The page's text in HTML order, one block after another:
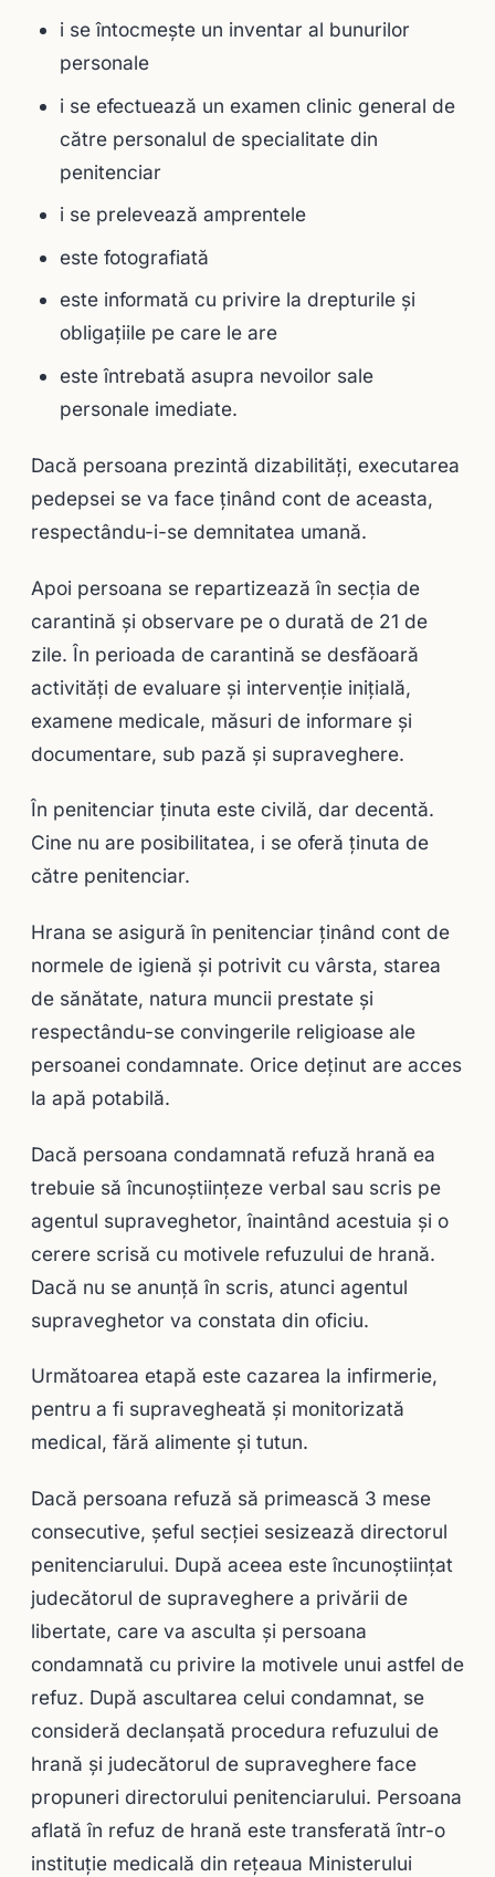
i se întocmește un inventar al bunurilor
personale
i se efectuează un examen clinic general de
către personalul de specialitate din
penitenciar
i se prelevează amprentele
este fotografiată
este informată cu privire la drepturile și
obligațiile pe care le are
este întrebată asupra nevoilor sale
personale imediate.
Dacă persoana prezintă dizabilități, executarea
pedepsei se va face ținând cont de aceasta,
respectându-i-se demnitatea umană.
Apoi persoana se repartizează în secția de
carantină și observare pe o durată de 21 de
zile. În perioada de carantină se desfăoară
activități de evaluare și intervenție inițială,
examene medicale, măsuri de informare și
documentare, sub pază și supraveghere.
În penitenciar ținuta este civilă, dar decentă.
Cine nu are posibilitatea, i se oferă ținuta de
către penitenciar.
Hrana se asigură în penitenciar ținând cont de
normele de igienă și potrivit cu vârsta, starea
de sănătate, natura muncii prestate și
respectându-se convingerile religioase ale
persoanei condamnate. Orice deținut are acces
la apă potabilă.
Dacă persoana condamnată refuză hrană ea
trebuie să încunoștiințeze verbal sau scris pe
agentul supraveghetor, înaintând acestuia și o
cerere scrisă cu motivele refuzului de hrană.
Dacă nu se anunță în scris, atunci agentul
supraveghetor va constata din oficiu.
Următoarea etapă este cazarea la infirmerie,
pentru a fi supravegheată și monitorizată
medical, fără alimente și tutun.
Dacă persoana refuză să primească 3 mese
consecutive, șeful secției sesizează directorul
penitenciarului. După aceea este încunoștiințat
judecătorul de supraveghere a privării de
libertate, care va asculta și persoana
condamnată cu privire la motivele unui astfel de
refuz. După ascultarea celui condamnat, se
consideră declanșată procedura refuzului de
hrană și judecătorul de supraveghere face
propuneri directorului penitenciarului. Persoana
aflată în refuz de hrană este transferată într-o
instituție medicală din rețeaua Ministerului